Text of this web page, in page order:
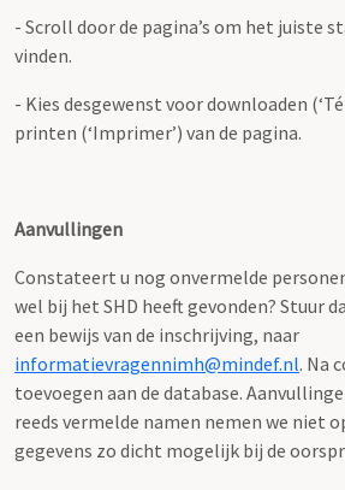
- Scroll door de pagina’s om het juiste
vinden.
- Kies desgewenst voor downloaden
printen (‘Imprimer’) van de pagina.
Aanvullingen
Constateert u nog onvermelde
wel bij het SHD heeft gevonden? Stuur
een bewijs van de inschrijving, naar
informatievragennimh@mindef.nl. Na
toevoegen aan de database.
reeds vermelde namen nemen we niet
gegevens zo dicht mogelijk bij de